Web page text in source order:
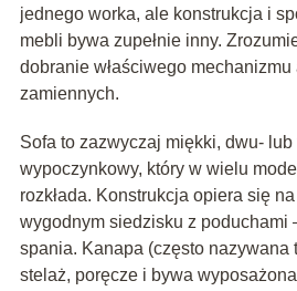
jednego worka, ale konstrukcja i
mebli bywa zupełnie inny.
dobranie właściwego mechanizmu
zamiennych.
Sofa to zazwyczaj miękki, dwu‑
wypoczynkowy, który w wielu
rozkłada. Konstrukcja opiera się
wygodnym siedzisku z poduchami
spania. Kanapa (często nazywana
stelaż, poręcze i bywa